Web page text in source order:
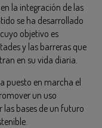
la integración de las
se ha desarrollado
objetivo es
y las barreras que
en su vida diaria.
puesto en marcha el
un uso
bases de un futuro